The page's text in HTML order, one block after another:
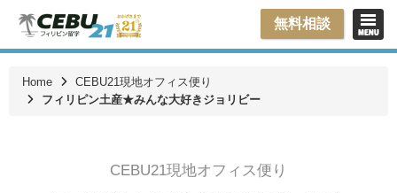
無料相談
Home
CEBU21現地オフィス便り
フィリピン土産★みんな大好きジョリビー
CEBU21現地オフィス便り